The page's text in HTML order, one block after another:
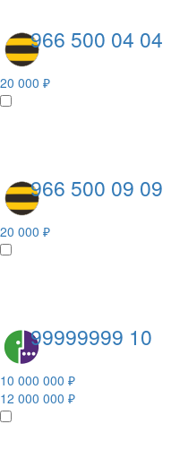
966 500 04 04
20 000 ₽
966 500 09 09
20 000 ₽
99999999 10
10 000 000 ₽
12 000 000 ₽